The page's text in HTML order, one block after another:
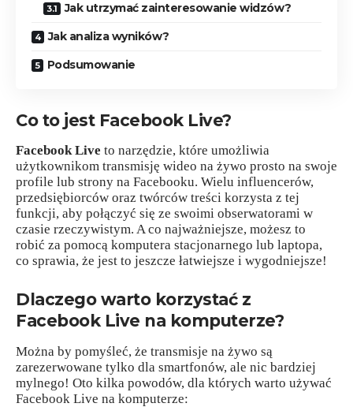
Jak utrzymać zainteresowanie widzów?
Jak analiza wyników?
Podsumowanie
Co to jest Facebook Live?
Facebook Live to narzędzie, które umożliwia
użytkownikom transmisję wideo na żywo prosto na swoje
profile lub strony na Facebooku. Wielu influencerów,
przedsiębiorców oraz twórców treści korzysta z tej
funkcji, aby połączyć się ze swoimi obserwatorami w
czasie rzeczywistym. A co najważniejsze, możesz to
robić za pomocą komputera stacjonarnego lub laptopa,
co sprawia, że jest to jeszcze łatwiejsze i wygodniejsze!
Dlaczego warto korzystać z
Facebook Live na komputerze?
Można by pomyśleć, że transmisje na żywo są
zarezerwowane tylko dla smartfonów, ale nic bardziej
mylnego! Oto kilka powodów, dla których warto używać
Facebook Live na komputerze: